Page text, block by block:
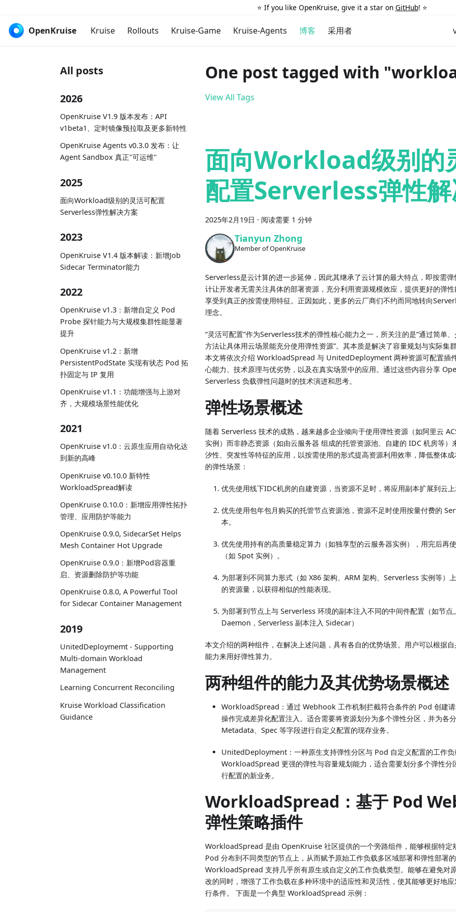
⭐️ If you like OpenKruise, give it a star on GitHub! ⭐️
OpenKruise Kruise Rollouts Kruise-Game Kruise-Agents 博客 采用者
All posts
2026
OpenKruise V1.9 版本发布：API
v1beta1、定时镜像预拉取及更多新特性
OpenKruise Agents v0.3.0 发布：让
Agent Sandbox 真正"可运维"
2025
面向Workload级别的灵活可配置
Serverless弹性解决方案
2023
OpenKruise V1.4 版本解读：新增Job
Sidecar Terminator能力
2022
OpenKruise v1.3：新增自定义 Pod
Probe 探针能力与大规模集群性能显著
提升
OpenKruise v1.2：新增
PersistentPodState 实现有状态 Pod 拓
扑固定与 IP 复用
OpenKruise v1.1：功能增强与上游对
齐，大规模场景性能优化
2021
OpenKruise v1.0：云原生应用自动化达
到新的高峰
OpenKruise v0.10.0 新特性
WorkloadSpread解读
OpenKruise 0.10.0：新增应用弹性拓扑
管理、应用防护等能力
OpenKruise 0.9.0, SidecarSet Helps
Mesh Container Hot Upgrade
OpenKruise 0.9.0：新增Pod容器重
启、资源删除防护等功能
OpenKruise 0.8.0, A Powerful Tool
for Sidecar Container Management
2019
UnitedDeploymemt - Supporting
Multi-domain Workload
Management
Learning Concurrent Reconciling
Kruise Workload Classification
Guidance
One post tagged with
View All Tags
面向Workload级别的
配置Serverless弹性
2025年2月19日 · 阅读需要 1 分钟
Tianyun Zhong
Member of OpenKruise
Serverless是云计算的进一步延伸，因此其继承了云计算的最大特点，即按需
计让开发者无需关注具体的部署资源，充分利用资源规模效应，提供更好的弹
享受到真正的按需使用特征。正因如此，更多的云厂商们不约而同地转向
理念。
“灵活可配置”作为Serverless技术的弹性核心能力之一，所关注的是“通过简单
方法让具体用云场景能充分使用弹性资源”。其本质是解决了容量规划与实际集
本文将依次介绍 WorkloadSpread 与 UnitedDeployment 两种资源可配置插
心能力、技术原理与优劣势，以及在真实场景中的应用。通过这些内容分享
Serverless 负载弹性问题时的技术演进和思考。
弹性场景概述
随着 Serverless 技术的成熟，越来越多企业倾向于使用弹性资源（如阿里云
实例）而非静态资源（如由云服务器 组成的托管资源池、自建的 IDC 机房等）
汐性、突发性等特征的应用，以按需使用的形式提高资源利用效率，降低整体
的弹性场景：
优先使用线下IDC机房的自建资源，当资源不足时，将应用副本扩展到云
优先使用包年包月购买的托管节点资源池，资源不足时使用按量付费的
本。
优先使用持有的高质量稳定算力（如独享型的云服务器实例），用完后再
（如 Spot 实例）。
为部署到不同算力形式（如 X86 架构、ARM 架构、Serverless 实例等）
的资源量，以获得相似的性能表现。
为部署到节点上与 Serverless 环境的副本注入不同的中间件配置（如节点
Daemon，Serverless 副本注入 Sidecar）
本文介绍的两种组件，在解决上述问题，具有各自的优势场景。用户可以根据
能力来用好弹性算力。
两种组件的能力及其优势场景概述
WorkloadSpread：通过 Webhook 工作机制拦截符合条件的 Pod 创建
操作完成差异化配置注入。适合需要将资源划分为多个弹性分区，并为各
Metadata、Spec 等字段进行自定义配置的现存业务。
UnitedDeployment：一种原生支持弹性分区与 Pod 自定义配置的工作负
WorkloadSpread 更强的弹性与容量规划能力，适合需要划分多个弹性分
行配置的新业务。
WorkloadSpread：基于 Pod
弹性策略插件
WorkloadSpread 是由 OpenKruise 社区提供的一个旁路组件，能够根据特定
Pod 分布到不同类型的节点上，从而赋予原始工作负载多区域部署和弹性部署
WorkloadSpread 支持几乎所有原生或自定义的工作负载类型。能够在避免对
改的同时，增强了工作负载在多种环境中的适应性和灵活性，使其能够更好地
行条件。 下面是一个典型 WorkloadSpread 示例：